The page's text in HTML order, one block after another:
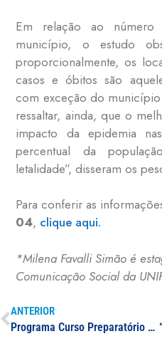
Em relação ao
município, o estudo
proporcionalmente, os
casos e óbitos são
com exceção do
ressaltar, ainda, que o
impacto da epidemia
percentual da
letalidade”, disseram os
Para conferir as
04, clique aqui.
*Milena Favalli Simão é
Comunicação Social da
ANTERIOR
Programa Curso Preparatório para o ENEM da UNIFAL-MG está com inscrições abertas para seleção de estudantes; novas turmas terão atividades remotas a partir de março